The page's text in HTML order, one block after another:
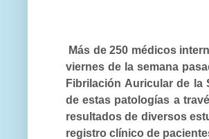
Más de250 médicos
viernes de la semana
Fibrilación Auricularde la
de estas patologías a
resultados de diversos
registro clínico de